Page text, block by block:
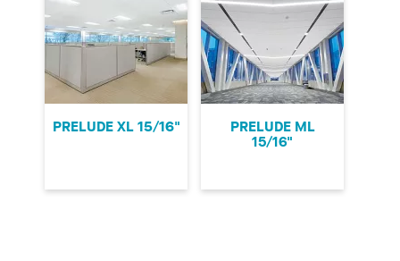
PRELUDE XL 15/16"
PRELUDE ML
15/16"